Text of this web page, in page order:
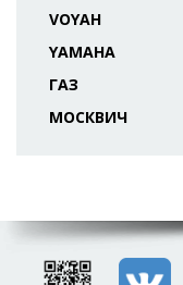
VOYAH
YAMAHA
ГАЗ
МОСКВИЧ